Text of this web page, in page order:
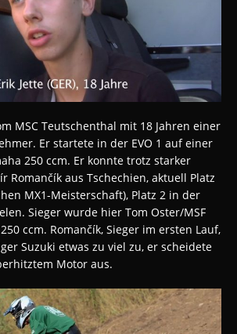
MSC Teutschenthal mit 18 Jahren einer
Er startete in der EVO 1 auf einer
250 ccm. Er konnte trotz starker
Romančík aus Tschechien, aktuell Platz
MX1-Meisterschaft), Platz 2 in der
Sieger wurde hier Tom Oster/MSF
ccm. Romančík, Sieger im ersten Lauf,
Suzuki etwas zu viel zu, er scheidete
Motor aus.